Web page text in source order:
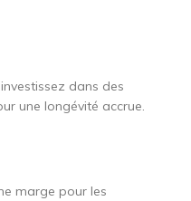
dans des
une longévité accrue.
marge pour les